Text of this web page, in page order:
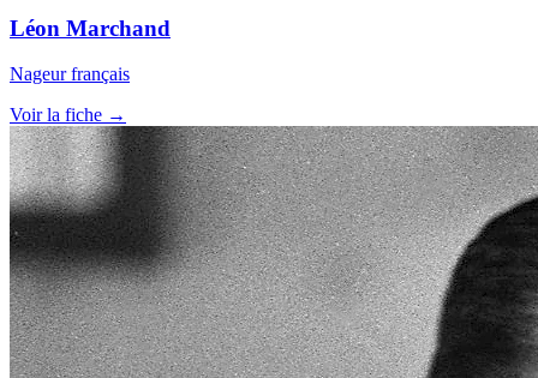
Léon Marchand
Nageur français
Voir la fiche →